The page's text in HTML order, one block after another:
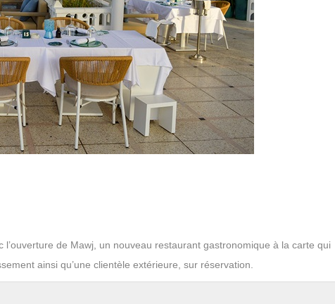
de Mawj, un nouveau restaurant gastronomique à la carte qui
ainsi qu’une clientèle extérieure, sur réservation.